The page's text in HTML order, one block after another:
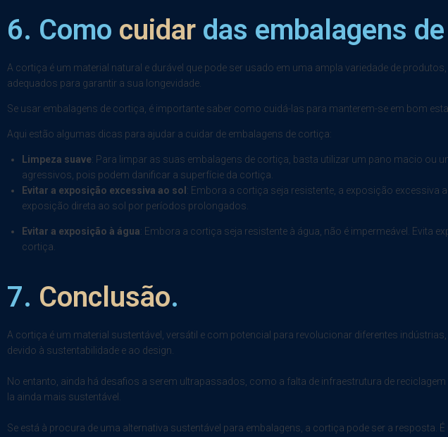
6. Como cuidar das embalagens
A cortiça é um material natural e durável que pode ser usado em uma ampla variedade de
adequados para garantir a sua longevidade.
Se usar embalagens de cortiça, é importante saber como cuidá-las para manterem-se em bom
Aqui estão algumas dicas para ajudar a cuidar de embalagens de cortiça:
Limpeza suave: Para limpar as suas embalagens de cortiça, basta utilizar um pano macio ou
agressivos, pois podem danificar a superfície da cortiça.
Evitar a exposição excessiva ao sol : Embora a cortiça seja resistente, a exposição excessiva
exposição direta ao sol por períodos prolongados.
Evitar a exposição à água: Embora a cortiça seja resistente à água, não é impermeável.
cortiça.
7. Conclusão.
A cortiça é um material sustentável, versátil e com potencial para revolucionar diferentes
devido à sustentabilidade e ao design.
No entanto, ainda há desafios a serem ultrapassados, como a falta de infraestrutura de
la ainda mais sustentável.
Se está à procura de uma alternativa sustentável para embalagens, a cortiça pode ser a